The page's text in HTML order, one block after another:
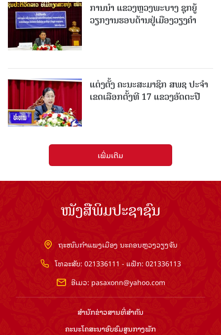
ການນຳ ແຂວງຫຼວງພະບາງ ຊຸກຍູ້
ວຽກງານຮອບດ້ານຢູ່ເມືອງວຽງຄໍາ
ແຕ່ງຕັ້ງ ຄະນະສະມາຊິກ ສພຊ ປະຈຳ
ເຂດເລືອກຕັ້ງທີ 17 ແຂວງອັດຕະປື
ເພີ່ມເຕີມ
ໜັງສືພິມປະຊາຊົນ
ຖະໜົນກຳແພງເມືອງ ນະຄອນຫຼວງວຽງຈັນ
ໂທລະສັບ: 021336111 - ແຟັກ: 021336113
ອີເມວ: pasaxonn@yahoo.com
ສຳ​ນັກ​ຂ່າວ​ສານ​ທີ່​ສຳ​ຄັນ​
ຄະນະໂຄສະນາອົບຮົມ​ສູນ​ກາງ​ພັກ